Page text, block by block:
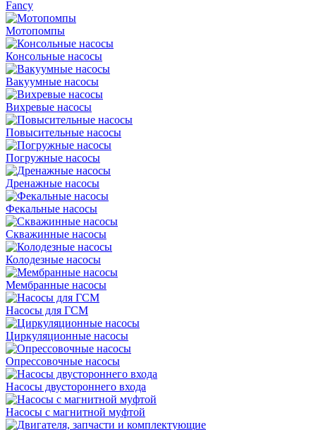
Fancy
Мотопомпы
Консольные насосы
Вакуумные насосы
Вихревые насосы
Повысительные насосы
Погружные насосы
Дренажные насосы
Фекальные насосы
Скважинные насосы
Колодезные насосы
Мембранные насосы
Насосы для ГСМ
Циркуляционные насосы
Опрессовочные насосы
Насосы двустороннего входа
Насосы с магнитной муфтой